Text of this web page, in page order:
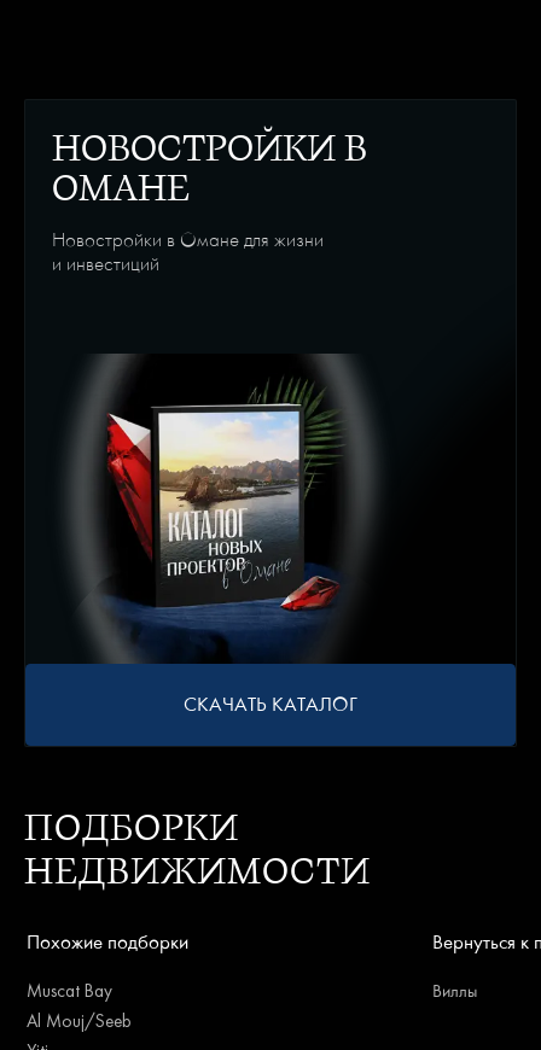
НОВОСТРОЙКИ В
ОМАНЕ
Новостройки в Омане для жизни
и инвестиций
СКАЧАТЬ КАТАЛОГ
ПОДБОРКИ
НЕДВИЖИМОСТИ
Похожие подборки
Muscat Bay
Al Mouj/Seeb
Вернуться к
Виллы